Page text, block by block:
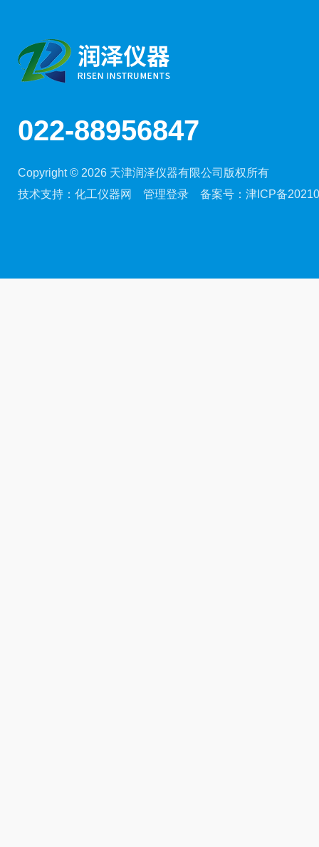
022-88956847
Copyright © 2026 天津润泽仪器有限公司版权所有
技术支持： 化工仪器网 管理登录 备案号： 津ICP备